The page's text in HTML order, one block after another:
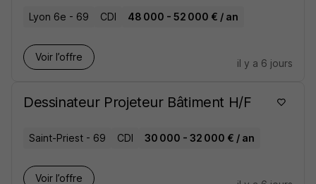
Lyon 6e - 69 CDI 48 000 - 52 000 € / an
Voir l’offre
il y a 6 jours
Dessinateur Projeteur Bâtiment H/F
Saint-Priest - 69 CDI 30 000 - 32 000 € / an
Voir l’offre